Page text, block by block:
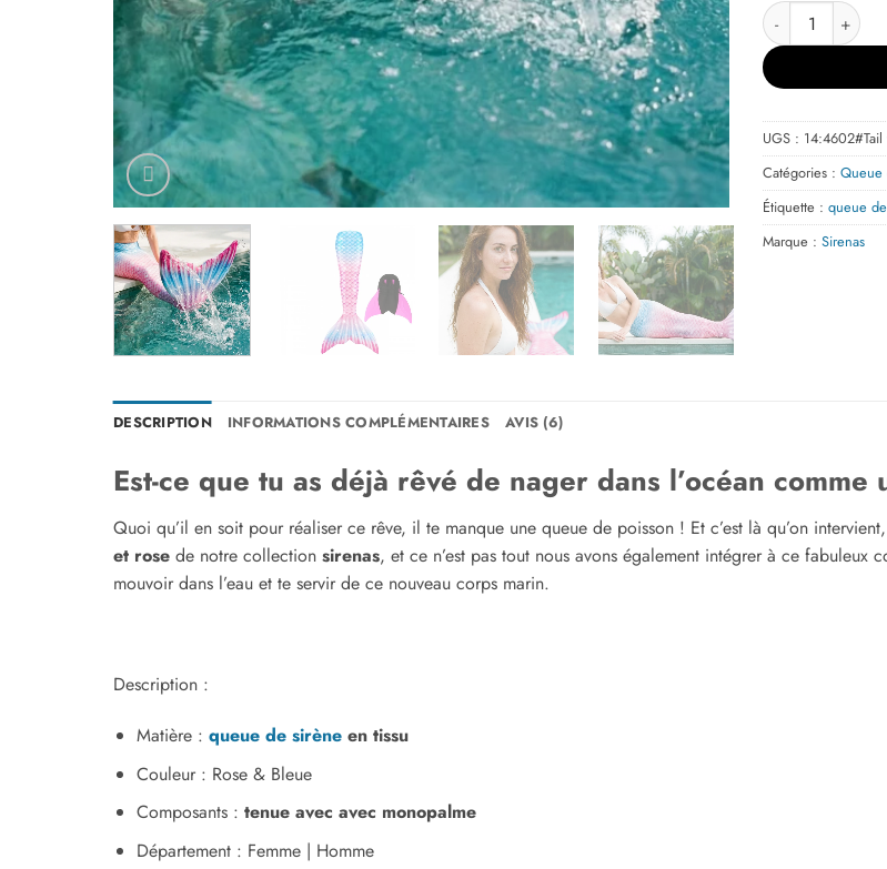
quantité de
UGS :
Catégories : Queue
Étiquette : queue
Marque : Sirenas
DESCRIPTION INFORMATIONS COMPLÉMENTAIRES AVIS (6)
Est-ce que tu as déjà rêvé de nager dans l’océan comme
Quoi qu’il en soit pour réaliser ce rêve, il te manque une queue de poisson ! Et c’est là qu’on
et rose de notre collection sirenas, et ce n’est pas tout nous avons également intégrer à ce
mouvoir dans l’eau et te servir de ce nouveau corps marin.
Description :
Matière : queue de sirèneen tissu
Couleur : Rose & Bleue
Composants : tenue avec avec monopalme
Département : Femme | Homme